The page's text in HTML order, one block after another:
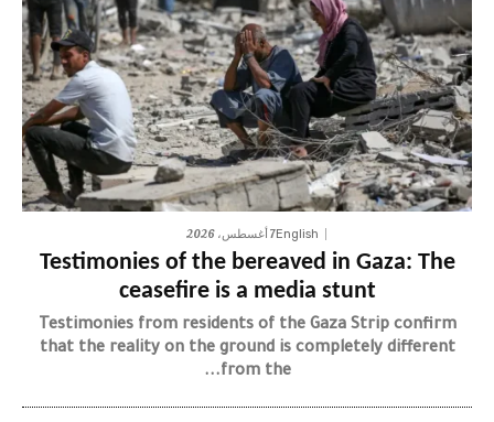
English7 أغسطس، 2026
Testimonies of the bereaved in Gaza: The
ceasefire is a media stunt
Testimonies from residents of the Gaza Strip confirm
that the reality on the ground is completely different
from the...